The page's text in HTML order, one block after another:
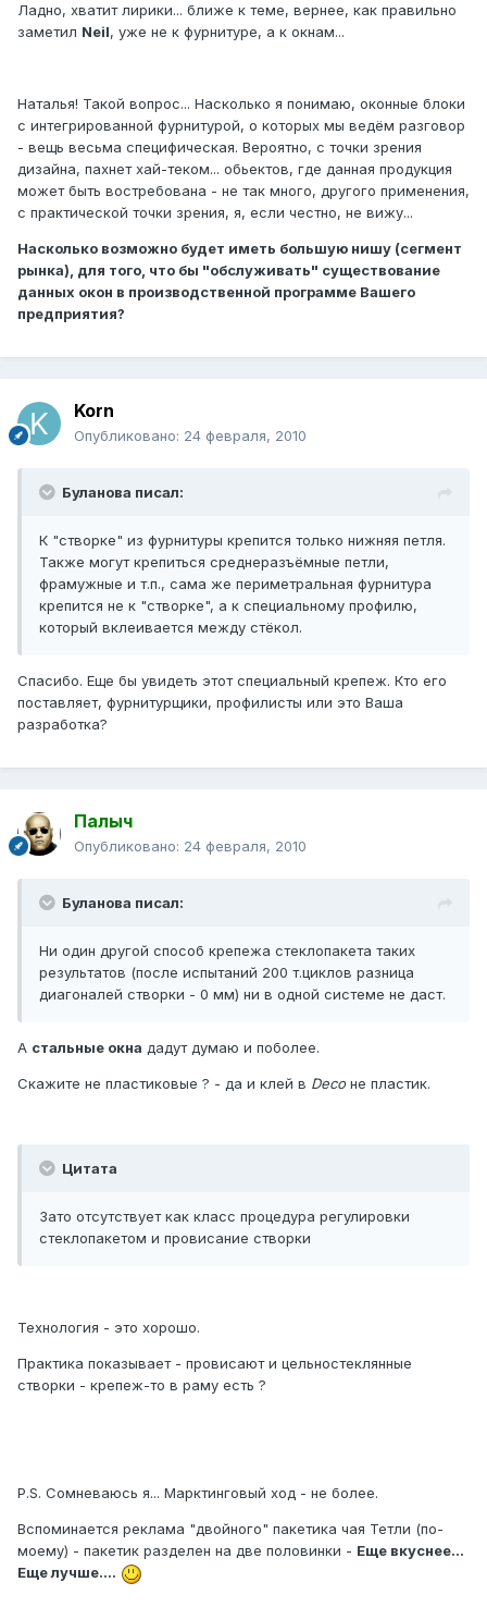
Ладно, хватит лирики... ближе к теме, вернее, как правильно
заметил Neil, уже не к фурнитуре, а к окнам...
Наталья! Такой вопрос... Насколько я понимаю, оконные блоки
с интегрированной фурнитурой, о которых мы ведём разговор
- вещь весьма специфическая. Вероятно, с точки зрения
дизайна, пахнет хай-теком... обьектов, где данная продукция
может быть востребована - не так много, другого применения,
с практической точки зрения, я, если честно, не вижу...
Насколько возможно будет иметь большую нишу (сегмент
рынка), для того, что бы "обслуживать" существование
данных окон в производственной программе Вашего
предприятия?
Korn
Опубликовано: 24 февраля, 2010
Буланова писал:
К "створке" из фурнитуры крепится только нижняя петля.
Также могут крепиться среднеразъёмные петли,
фрамужные и т.п., сама же периметральная фурнитура
крепится не к "створке", а к специальному профилю,
который вклеивается между стёкол.
Спасибо. Еще бы увидеть этот специальный крепеж. Кто его
поставляет, фурнитурщики, профилисты или это Ваша
разработка?
Палыч
Опубликовано: 24 февраля, 2010
Буланова писал:
Ни один другой способ крепежа стеклопакета таких
результатов (после испытаний 200 т.циклов разница
диагоналей створки - 0 мм) ни в одной системе не даст.
А стальные окна дадут думаю и поболее.
Скажите не пластиковые ? - да и клей в Decoне пластик.
Цитата
Зато отсутствует как класс процедура регулировки
стеклопакетом и провисание створки
Технология - это хорошо.
Практика показывает - провисают и цельностеклянные
створки - крепеж-то в раму есть ?
P.S. Сомневаюсь я... Марктинговый ход - не более.
Вспоминается реклама "двойного" пакетика чая Тетли (по-
моему) - пакетик разделен на две половинки - Еще вкуснее...
Еще лучше....